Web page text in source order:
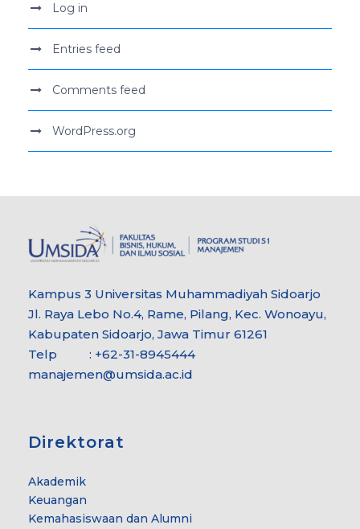
Log in
Entries feed
Comments feed
WordPress.org
Kampus 3 Universitas Muhammadiyah Sidoarjo
Jl. Raya Lebo No.4, Rame, Pilang, Kec. Wonoayu,
Kabupaten Sidoarjo, Jawa Timur 61261
Telp : +62-31-8945444
manajemen@umsida.ac.id
Direktorat
Akademik
Keuangan
Kemahasiswaan dan Alumni